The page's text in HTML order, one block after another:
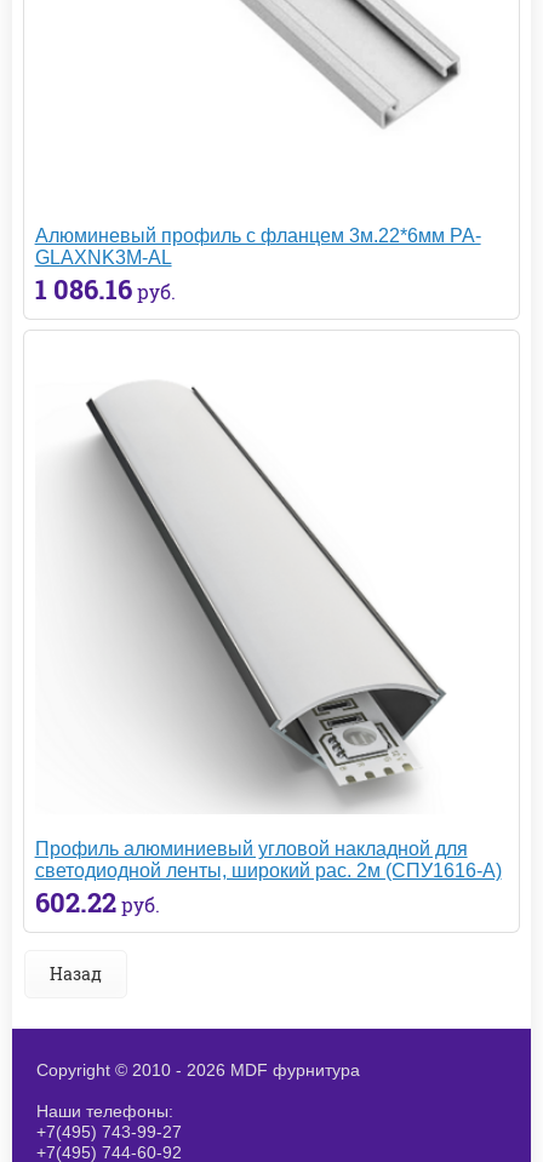
Алюминевый профиль с фланцем 3м.22*6мм PA-
GLAXNK3M-AL
1 086.16 руб.
Профиль алюминиевый угловой накладной для
светодиодной ленты, широкий рас. 2м (СПУ1616-А)
602.22 руб.
Назад
Copyright © 2010 - 2026 MDF фурнитура
Наши телефоны:
+7(495) 743-99-27
+7(495) 744-60-92